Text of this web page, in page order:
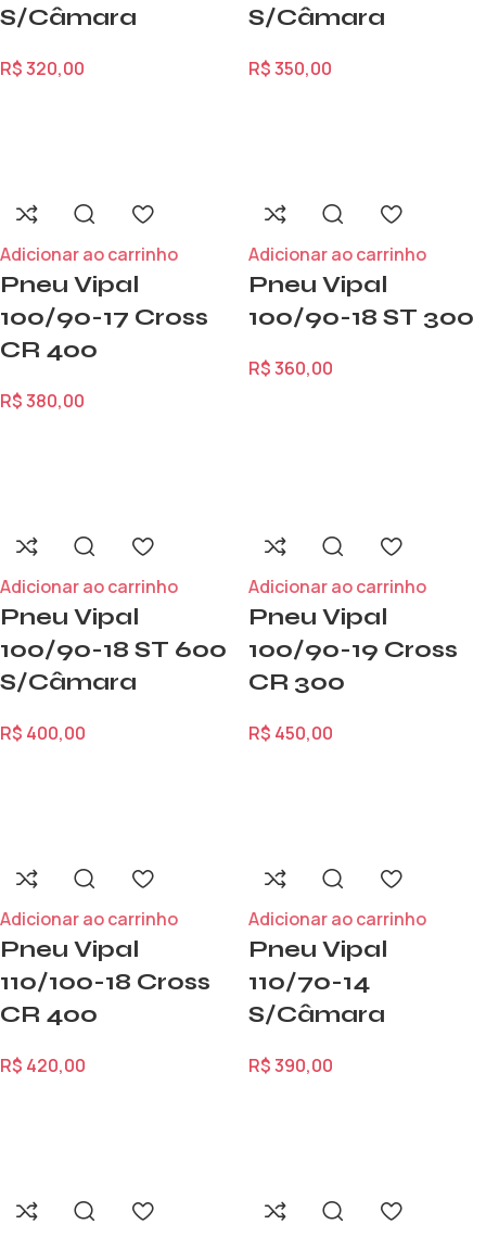
S/Câmara
R$320,00
S/Câmara
R$350,00
Adicionar ao carrinho
Pneu Vipal
100/90-17 Cross
CR 400
R$380,00
Adicionar ao carrinho
Pneu Vipal
100/90-18 ST 300
R$360,00
Adicionar ao carrinho
Pneu Vipal
100/90-18 ST 600
S/Câmara
R$ 400,00
Adicionar ao carrinho
Pneu Vipal
100/90-19 Cross
CR 300
R$ 450,00
Adicionar ao carrinho
Pneu Vipal
110/100-18 Cross
CR 400
R$ 420,00
Adicionar ao carrinho
Pneu Vipal
110/70-14
S/Câmara
R$390,00